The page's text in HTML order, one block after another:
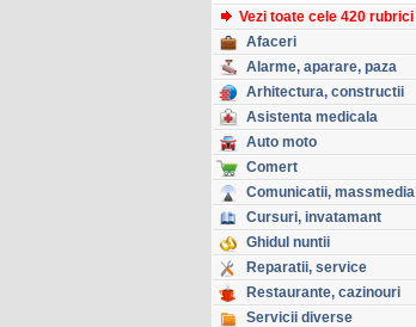
Vezi toate cele 420 rubrici
Afaceri
Alarme, aparare, paza
Arhitectura, constructii
Asistenta medicala
Auto moto
Comert
Comunicatii, massmedia
Cursuri, invatamant
Ghidul nuntii
Reparatii, service
Restaurante, cazinouri
Servicii diverse